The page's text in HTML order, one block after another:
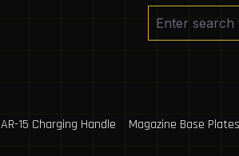
AR-15 Charging Handle Magazine Base Plates